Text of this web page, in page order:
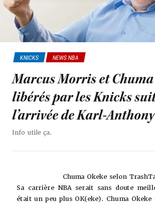
KNICKS NEWS NBA
Marcus Morris et Chuma
libérés par les Knicks
l’arrivée de Karl-
Info utile ça.
Chuma Okeke selon
Sa carrière NBA serait sans doute
était un peu plus OK(eke). Chuma